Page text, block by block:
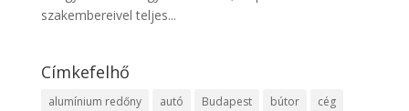
szakembereivel teljes...
Címkefelhő
alumínium redőny autó Budapest bútor
cég